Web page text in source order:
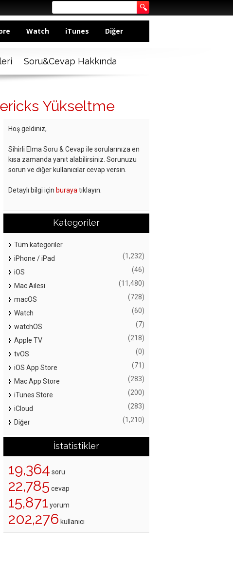
Watch iTunes Diğer
Soru&Cevap Hakkında
Yükseltme
Hoş geldiniz,
Sihirli Elma Soru & Cevap ile sorularınıza en
kısa zamanda yanıt alabilirsiniz. Sorunuzu
sorun ve diğer kullanıcılar cevap versin.
Detaylı bilgi için buraya tıklayın.
Kategoriler
Tüm kategoriler
iPhone / iPad
(1,232)
iOS (46)
Mac Ailesi (11,480)
macOS (728)
Watch (60)
watchOS (7)
Apple TV (218)
tvOS (0)
iOS App Store (71)
Mac App Store (283)
iTunes Store (200)
iCloud (283)
Diğer (1,210)
İstatistikler
19,364 soru
22,785 cevap
15,871 yorum
202,276 kullanıcı